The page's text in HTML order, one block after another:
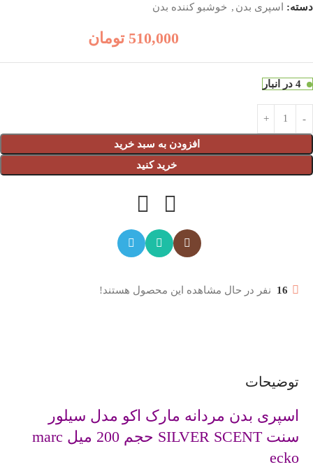
دسته: اسپری بدن , خوشبو کننده بدن
510,000 تومان
4 در انبار
افزودن به سبد خرید
خرید کنید
16 نفر در حال مشاهده این محصول هستند!
توضیحات
اسپری بدن مردانه مارک اکو مدل سیلور
سنت SILVER SCENT حجم 200 میل marc
ecko